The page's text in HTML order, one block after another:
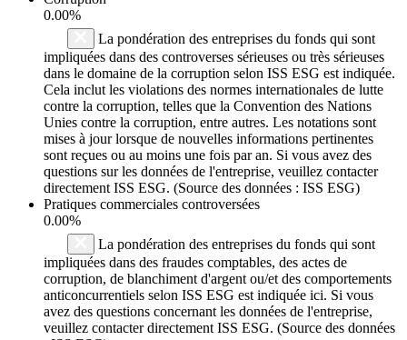
0.00%
La pondération des entreprises du fonds qui sont
impliquées dans des controverses sérieuses ou très sérieuses
dans le domaine de la corruption selon ISS ESG est indiquée.
Cela inclut les violations des normes internationales de lutte
contre la corruption, telles que la Convention des Nations
Unies contre la corruption, entre autres. Les notations sont
mises à jour lorsque de nouvelles informations pertinentes
sont reçues ou au moins une fois par an. Si vous avez des
questions sur les données de l'entreprise, veuillez contacter
directement ISS ESG. (Source des données : ISS ESG)
Pratiques commerciales controversées
0.00%
La pondération des entreprises du fonds qui sont
impliquées dans des fraudes comptables, des actes de
corruption, de blanchiment d'argent ou/et des comportements
anticoncurrentiels selon ISS ESG est indiquée ici. Si vous
avez des questions concernant les données de l'entreprise,
veuillez contacter directement ISS ESG. (Source des données